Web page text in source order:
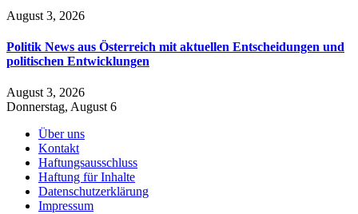
August 3, 2026
Politik News aus Österreich mit aktuellen Entscheidungen und
politischen Entwicklungen
August 3, 2026
Donnerstag, August 6
Über uns
Kontakt
Haftungsausschluss
Haftung für Inhalte
Datenschutzerklärung
Impressum